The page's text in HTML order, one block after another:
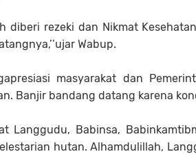
diberi rezeki dan Nikmat
Wabup.
masyarakat dan
Banjir bandang datang karena
Langgudu, Babinsa,
hutan. Alhamdulillah,